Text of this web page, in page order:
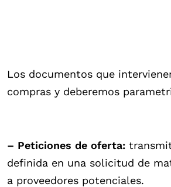
Los documentos que
compras y deberemos
– Peticiones de oferta:
definida en una solicitud de
a proveedores potenciales.